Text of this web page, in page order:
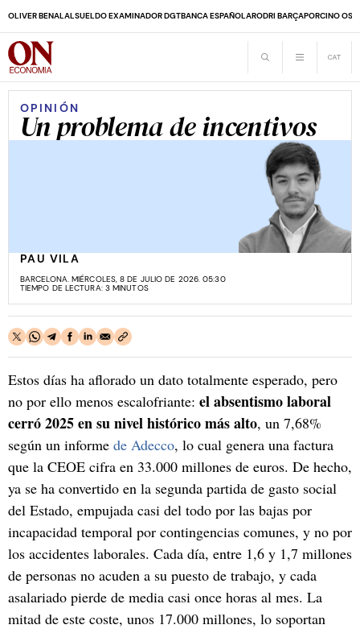
OLIVER BENALALSUELDO EXAMINADOR DGTBANCA ESPAÑOLARODRI BARÇAPORCINO
OPINIÓN
Un problema de incentivos
PAU VILA
BARCELONA. MIÉRCOLES, 8 DE JULIO DE 2026. 05:30
TIEMPO DE LECTURA: 3 MINUTOS
Estos días ha aflorado un dato totalmente esperado, pero
no por ello menos escalofriante: el absentismo laboral
cerró 2025 en su nivel histórico más alto, un 7,68%
según un informe de Adecco, lo cual genera una factura
que la CEOE cifra en 33.000 millones de euros. De hecho,
ya se ha convertido en la segunda partida de gasto social
del Estado, empujada casi del todo por las bajas por
incapacidad temporal por contingencias comunes, y no por
los accidentes laborales. Cada día, entre 1,6 y 1,7 millones
de personas no acuden a su puesto de trabajo, y cada
asalariado pierde de media casi once horas al mes. La
mitad de este coste, unos 17.000 millones, lo soportan